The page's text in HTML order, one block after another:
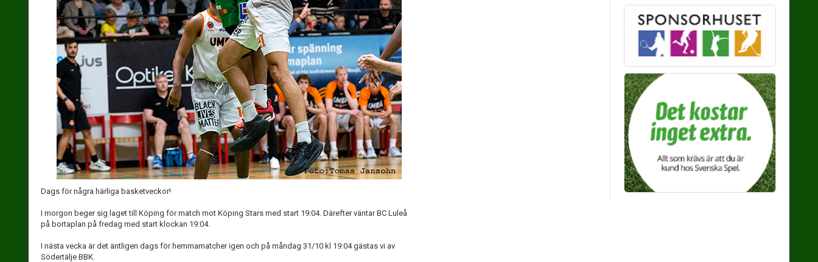
Dags för några härliga basketveckor!
I morgon beger sig laget till Köping för match mot Köping Stars med start 19:04. Därefter väntar BC Luleå
på bortaplan på fredag med start klockan 19:04.
I nästa vecka är det äntligen dags för hemmamatcher igen och på måndag 31/10 kl 19:04 gästas vi av
Södertälje BBK.